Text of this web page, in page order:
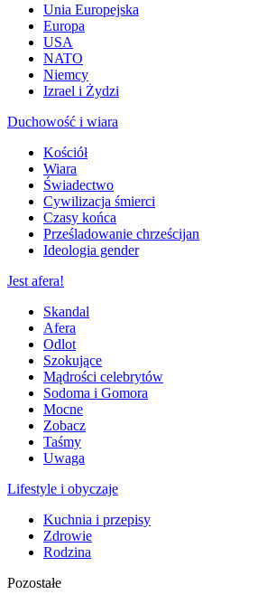
Unia Europejska
Europa
USA
NATO
Niemcy
Izrael i Żydzi
Duchowość i wiara
Kościół
Wiara
Świadectwo
Cywilizacja śmierci
Czasy końca
Prześladowanie chrześcijan
Ideologia gender
Jest afera!
Skandal
Afera
Odlot
Szokujące
Mądrości celebrytów
Sodoma i Gomora
Mocne
Zobacz
Taśmy
Uwaga
Lifestyle i obyczaje
Kuchnia i przepisy
Zdrowie
Rodzina
Pozostałe